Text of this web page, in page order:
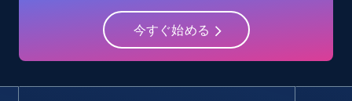
Searching data by keyword
今すぐ始める